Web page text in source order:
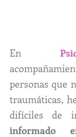
En
personas que
traumáticas,
difíciles de
informado